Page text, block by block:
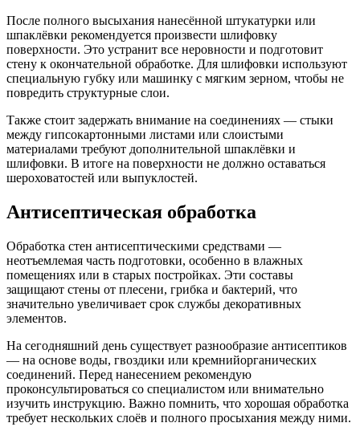
После полного высыхания нанесённой штукатурки или
шпаклёвки рекомендуется произвести шлифовку
поверхности. Это устранит все неровности и подготовит
стену к окончательной обработке. Для шлифовки используют
специальную губку или машинку с мягким зерном, чтобы не
повредить структурные слои.
Также стоит задержать внимание на соединениях — стыки
между гипсокартонными листами или слоистыми
материалами требуют дополнительной шпаклёвки и
шлифовки. В итоге на поверхности не должно оставаться
шероховатостей или выпуклостей.
Антисептическая обработка
Обработка стен антисептическими средствами —
неотъемлемая часть подготовки, особенно в влажных
помещениях или в старых постройках. Эти составы
защищают стены от плесени, грибка и бактерий, что
значительно увеличивает срок службы декоративных
элементов.
На сегодняшний день существует разнообразие антисептиков
— на основе воды, гвоздики или кремнийорганических
соединений. Перед нанесением рекомендую
проконсультироваться со специалистом или внимательно
изучить инструкцию. Важно помнить, что хорошая обработка
требует нескольких слоёв и полного просыхания между ними.